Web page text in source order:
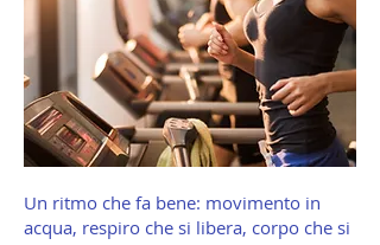
Un ritmo che fa bene: movimento in
acqua, respiro che si libera, corpo che si